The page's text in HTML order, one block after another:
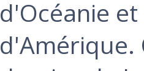
d'Océanie et
d'Amérique.